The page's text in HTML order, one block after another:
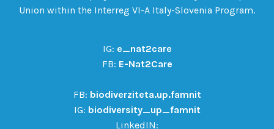
Union within the Interreg VI-A Italy-Slovenia Program.
IG: e_nat2care
FB: E-Nat2Care
FB: biodiverziteta.up.famnit
IG: biodiversity_up_famnit
LinkedIN: